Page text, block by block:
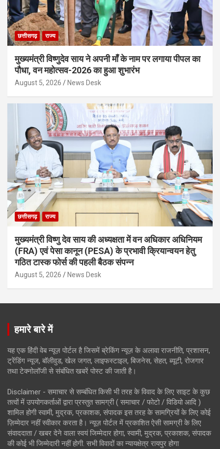
छत्तीसगढ़ राज्य
मुख्यमंत्री विष्णुदेव साय ने अपनी माँ के नाम पर लगाया पीपल का
पौधा, वन महोत्सव-2026 का हुआ शुभारंभ
August 5, 2026 News Desk
छत्तीसगढ़ राज्य
मुख्यमंत्री विष्णु देव साय की अध्यक्षता में वन अधिकार अधिनियम
(FRA) एवं पेसा कानून (PESA) के प्रभावी क्रियान्वयन हेतु
गठित टास्क फोर्स की पहली बैठक संपन्न
August 5, 2026 News Desk
हमारे बारे में
यह एक हिंदी वेब न्यूज़ पोर्टल है जिसमें ब्रेकिंग न्यूज़ के अलावा राजनीति, प्रशासन,
ट्रेंडिंग न्यूज, बॉलीवुड, खेल जगत, लाइफस्टाइल, बिजनेस, सेहत, ब्यूटी, रोजगार
तथा टेक्नोलॉजी से संबंधित खबरें पोस्ट की जाती है।
Disclaimer - समाचार से सम्बंधित किसी भी तरह के विवाद के लिए साइट के कुछ
तत्वों में उपयोगकर्ताओं द्वारा प्रस्तुत सामग्री ( समाचार / फोटो / विडियो आदि )
शामिल होगी स्वामी, मुद्रक, प्रकाशक, संपादक इस तरह के सामग्रियों के लिए कोई
ज़िम्मेदार नहीं स्वीकार करता है। न्यूज़ पोर्टल में प्रकाशित ऐसी सामग्री के लिए
संवाददाता / खबर देने वाला स्वयं जिम्मेदार होगा, स्वामी, मुद्रक, प्रकाशक, संपादक
की कोई भी जिम्मेदारी नहीं होगी. सभी विवादों का न्यायक्षेत्र रायपुर होगा